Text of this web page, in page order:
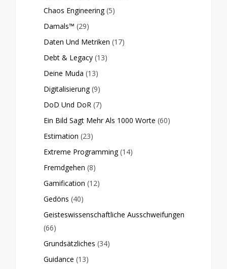
Chaos Engineering (5)
Damals™ (29)
Daten Und Metriken (17)
Debt & Legacy (13)
Deine Muda (13)
Digitalisierung (9)
DoD Und DoR (7)
Ein Bild Sagt Mehr Als 1000 Worte (60)
Estimation (23)
Extreme Programming (14)
Fremdgehen (8)
Gamification (12)
Gedöns (40)
Geisteswissenschaftliche Ausschweifungen
(66)
Grundsätzliches (34)
Guidance (13)